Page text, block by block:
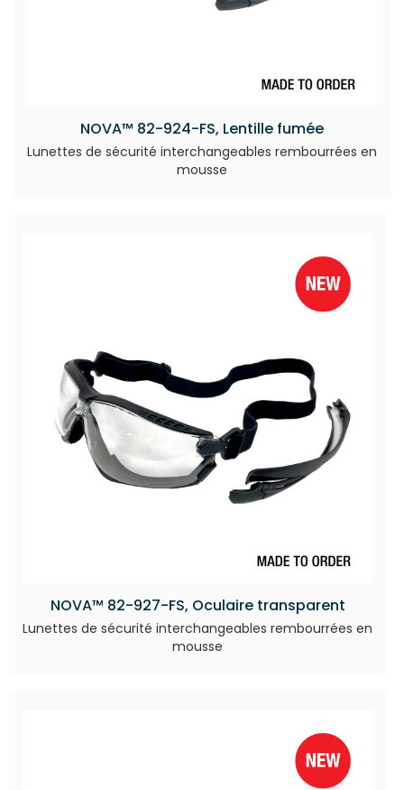
NOVA™ 82-924-FS, Lentille fumée
Lunettes de sécurité interchangeables rembourrées en
mousse
NOVA™ 82-927-FS, Oculaire transparent
Lunettes de sécurité interchangeables rembourrées en
mousse